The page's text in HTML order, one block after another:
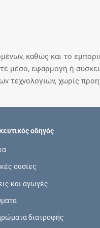
καθώς και το
μέσο, εφαρμογή ή
τεχνολογιών, χωρίς
οδηγός
ουσίες
και αγωγές
διατροφής